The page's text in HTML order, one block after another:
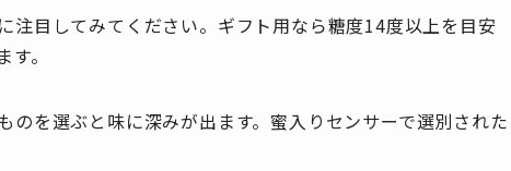
注目してみてください。ギフト用なら糖度14度以上を目安
。
のを選ぶと味に深みが出ます。蜜入りセンサーで選別された